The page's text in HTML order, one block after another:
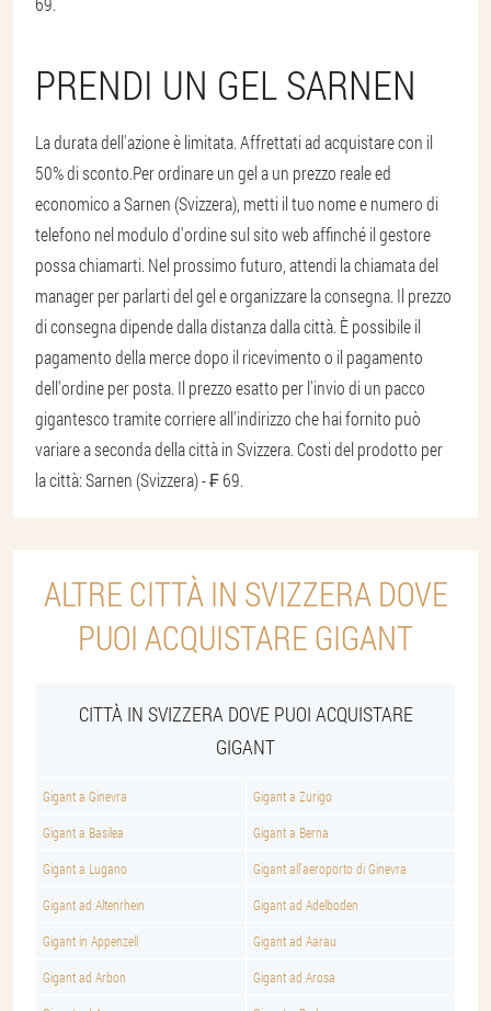
PRENDI UN GEL SARNEN
La durata dell'azione è limitata. Affrettati ad acquistare con il
50% di sconto.Per ordinare un gel a un prezzo reale ed
economico a Sarnen (Svizzera), metti il ​​tuo nome e numero di
telefono nel modulo d'ordine sul sito web affinché il gestore
possa chiamarti. Nel prossimo futuro, attendi la chiamata del
manager per parlarti del gel e organizzare la consegna. Il prezzo
di consegna dipende dalla distanza dalla città. È possibile il
pagamento della merce dopo il ricevimento o il pagamento
dell'ordine per posta. Il prezzo esatto per l'invio di un pacco
gigantesco tramite corriere all'indirizzo che hai fornito può
variare a seconda della città in Svizzera. Costi del prodotto per
la città: Sarnen (Svizzera) - ₣ 69.
ALTRE CITTÀ IN SVIZZERA DOVE
PUOI ACQUISTARE GIGANT
CITTÀ IN SVIZZERA DOVE PUOI ACQUISTARE
GIGANT
Gigant a Ginevra Gigant a Zurigo
Gigant a Basilea Gigant a Berna
Gigant a Lugano Gigant all'aeroporto di Ginevra
Gigant ad Altenrhein Gigant ad Adelboden
Gigant in Appenzell Gigant ad Aarau
Gigant ad Arbon Gigant ad Arosa